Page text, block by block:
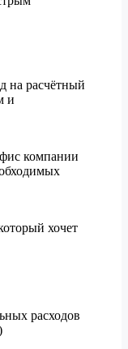
на расчётный
и
компании
хочет
расходов